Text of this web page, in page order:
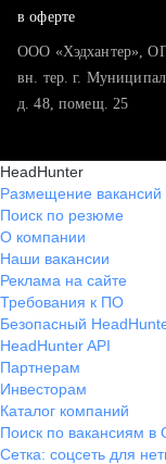
в оферте
ООО «Хэдхантер»,
вн. тер. г.
д. 48, помещ. 25
HeadHunter
Размещение вакансий
Поиск по резюме
О компании
Наши вакансии
Реклама на сайте
Требования к ПО
Безопасный
HeadHunter API
Партнерам
Инвесторам
Каталог компаний
Поиск по вакансиям в
Сетка: соцсеть для